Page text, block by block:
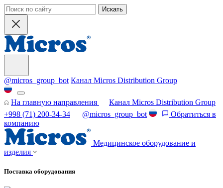
Искать
@micros_group_bot Канал Micros Distribution Group
На главную направления
Канал Micros Distribution Group
+998 (71) 200-34-34
@micros_group_bot
Обратиться в
компанию
Медицинское оборудование и
изделия
Поставка оборудования